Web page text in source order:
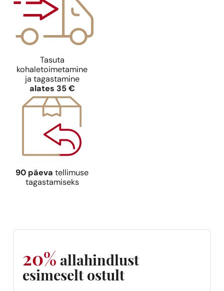
Ideaalne sobivus
Dior | Sauvage EDP
316,08€
Tasuta
kohaletoimetamine
ja tagastamine
alates 35 €
90 päeva tellimuse
tagastamiseks
20% allahindlust
esimeselt ostult